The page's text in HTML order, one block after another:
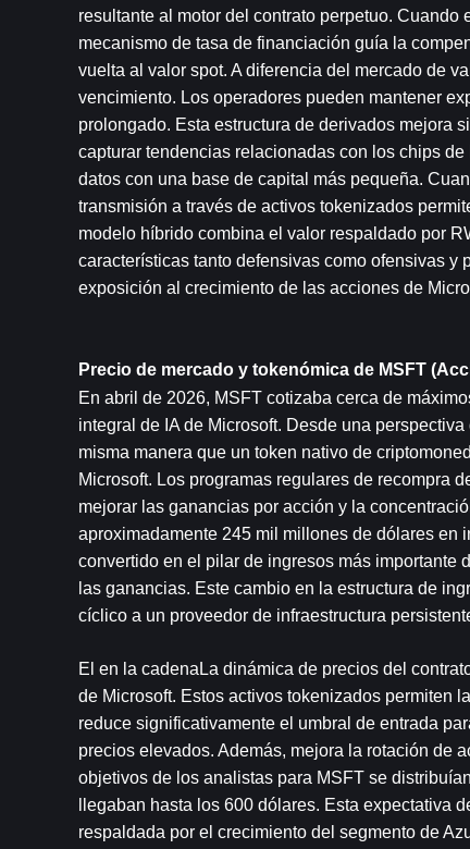
resultante al motor del contrato perpetuo.
mecanismo de tasa de financiación guía la
vuelta al valor spot. A diferencia del mercado de
vencimiento. Los operadores pueden mantener
prolongado. Esta estructura de derivados mejora
capturar tendencias relacionadas con los chips
datos con una base de capital más pequeña.
transmisión a través de activos tokenizados
modelo híbrido combina el valor respaldado por
características tanto defensivas como ofensivas
exposición al crecimiento de las acciones de
Precio de mercado y tokenómica de MSFT
En abril de 2026, MSFT cotizaba cerca de
integral de IA de Microsoft. Desde una
misma manera que un token nativo de
Microsoft. Los programas regulares de recompra
mejorar las ganancias por acción y la
aproximadamente 245 mil millones de dólares en
convertido en el pilar de ingresos más importante
las ganancias. Este cambio en la estructura de
cíclico a un proveedor de infraestructura
El en la cadenaLa dinámica de precios del
de Microsoft. Estos activos tokenizados permiten
reduce significativamente el umbral de entrada
precios elevados. Además, mejora la rotación de
objetivos de los analistas para MSFT se
llegaban hasta los 600 dólares. Esta expectativa
respaldada por el crecimiento del segmento de